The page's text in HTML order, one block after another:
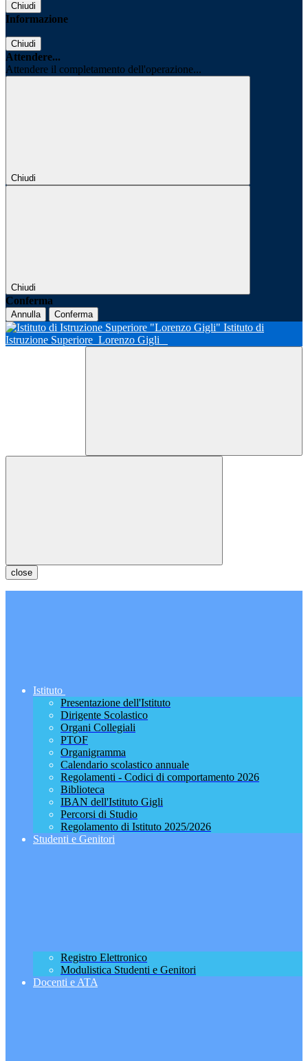
Chiudi
Informazione
Chiudi
Attendere...
Attendere il completamento dell'operazione...
Chiudi
Chiudi
Conferma
Annulla Conferma
Istituto di
Istruzione Superiore Lorenzo Gigli
close
Istituto
Presentazione dell'Istituto
Dirigente Scolastico
Organi Collegiali
PTOF
Organigramma
Calendario scolastico annuale
Regolamenti - Codici di comportamento 2026
Biblioteca
IBAN dell'Istituto Gigli
Percorsi di Studio
Regolamento di Istituto 2025/2026
Studenti e Genitori
Registro Elettronico
Modulistica Studenti e Genitori
Docenti e ATA